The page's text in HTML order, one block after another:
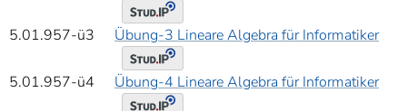
5.01.957-ü3 Übung-3 Lineare Algebra für Informatiker
5.01.957-ü4 Übung-4 Lineare Algebra für Informatiker